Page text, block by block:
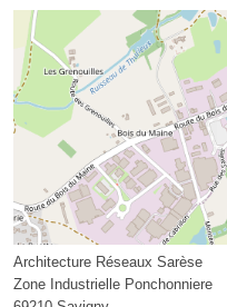
Architecture Réseaux Sarèse
Zone Industrielle Ponchonniere